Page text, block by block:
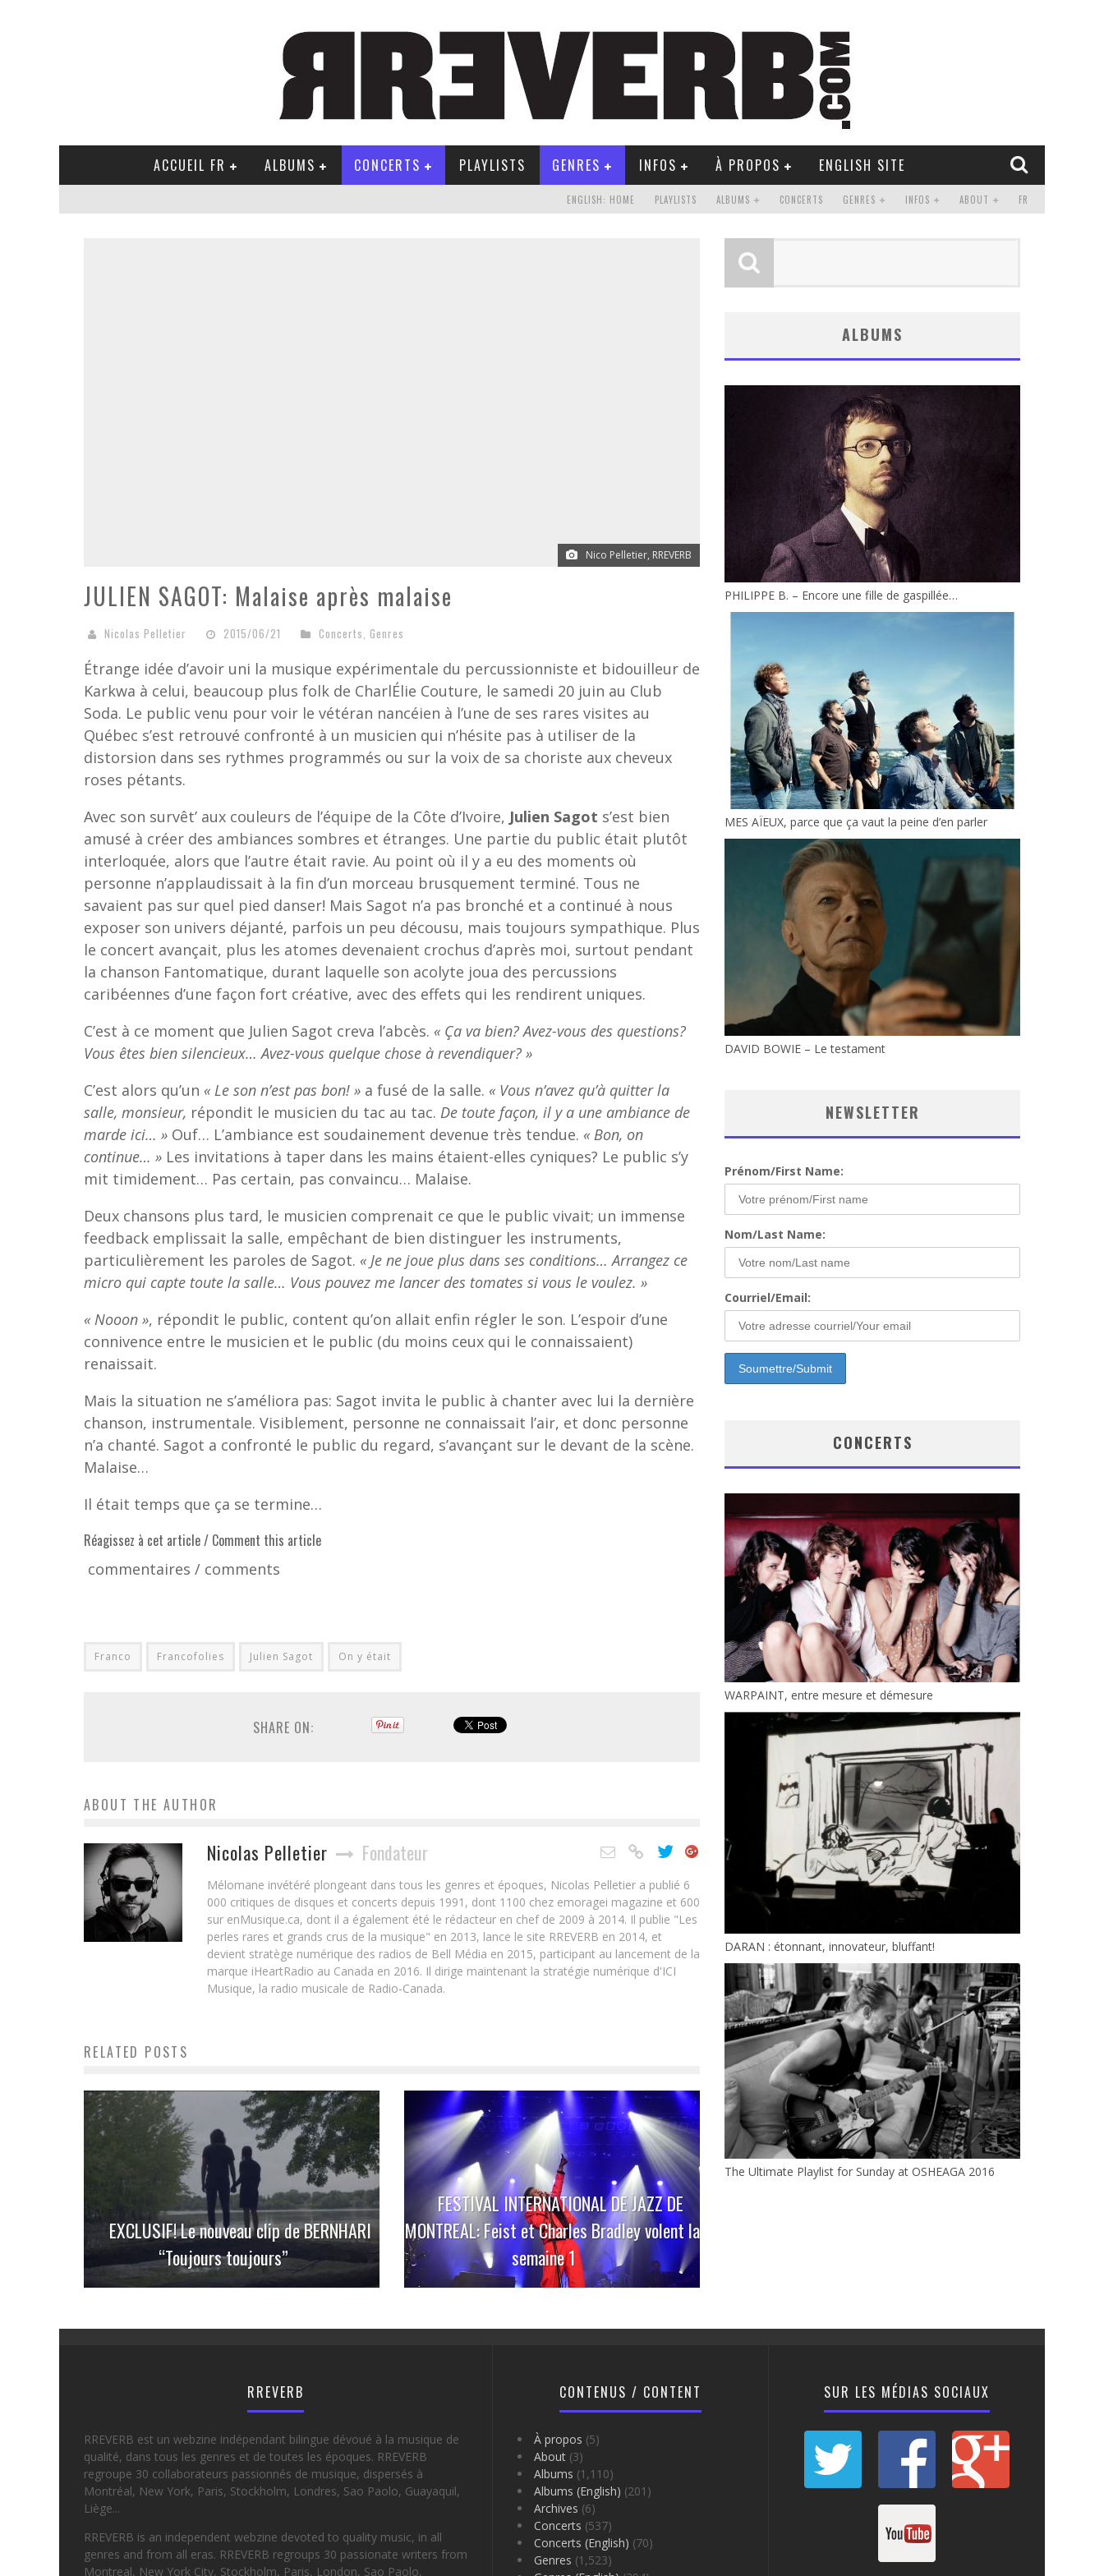
ACCUEIL FR ALBUMS CONCERTS PLAYLISTS GENRES INFOS À PROPOS ENGLISH SITE
ENGLISH: HOME PLAYLISTS ALBUMS CONCERTS GENRES INFOS ABOUT FR
Nico Pelletier, RREVERB
JULIEN SAGOT: Malaise après malaise
Nicolas Pelletier 2015/06/21 Concerts, Genres
Étrange idée d’avoir uni la musique expérimentale du percussionniste et bidouilleur de
Karkwa à celui, beaucoup plus folk de CharlÉlie Couture, le samedi 20 juin au Club
Soda. Le public venu pour voir le vétéran nancéien à l’une de ses rares visites au
Québec s’est retrouvé confronté à un musicien qui n’hésite pas à utiliser de la
distorsion dans ses rythmes programmés ou sur la voix de sa choriste aux cheveux
roses pétants.
Avec son survêt’ aux couleurs de l’équipe de la Côte d’Ivoire, Julien Sagot s’est bien
amusé à créer des ambiances sombres et étranges. Une partie du public était plutôt
interloquée, alors que l’autre était ravie. Au point où il y a eu des moments où
personne n’applaudissait à la fin d’un morceau brusquement terminé. Tous ne
savaient pas sur quel pied danser! Mais Sagot n’a pas bronché et a continué à nous
exposer son univers déjanté, parfois un peu décousu, mais toujours sympathique. Plus
le concert avançait, plus les atomes devenaient crochus d’après moi, surtout pendant
la chanson Fantomatique, durant laquelle son acolyte joua des percussions
caribéennes d’une façon fort créative, avec des effets qui les rendirent uniques.
C’est à ce moment que Julien Sagot creva l’abcès. « Ça va bien? Avez-vous des questions?
Vous êtes bien silencieux… Avez-vous quelque chose à revendiquer? »
C’est alors qu’un « Le son n’est pas bon! » a fusé de la salle. « Vous n’avez qu’à quitter la
salle, monsieur, répondit le musicien du tac au tac. De toute façon, il y a une ambiance de
marde ici… » Ouf… L’ambiance est soudainement devenue très tendue. « Bon, on
continue… » Les invitations à taper dans les mains étaient-elles cyniques? Le public s’y
mit timidement… Pas certain, pas convaincu… Malaise.
Deux chansons plus tard, le musicien comprenait ce que le public vivait; un immense
feedback emplissait la salle, empêchant de bien distinguer les instruments,
particulièrement les paroles de Sagot. « Je ne joue plus dans ses conditions… Arrangez ce
micro qui capte toute la salle… Vous pouvez me lancer des tomates si vous le voulez. »
« Nooon », répondit le public, content qu’on allait enfin régler le son. L’espoir d’une
connivence entre le musicien et le public (du moins ceux qui le connaissaient)
renaissait.
Mais la situation ne s’améliora pas: Sagot invita le public à chanter avec lui la dernière
chanson, instrumentale. Visiblement, personne ne connaissait l’air, et donc personne
n’a chanté. Sagot a confronté le public du regard, s’avançant sur le devant de la scène.
Malaise…
Il était temps que ça se termine…
Réagissez à cet article / Comment this article
commentaires / comments
Franco Francofolies Julien Sagot On y était
SHARE ON:
ABOUT THE AUTHOR
Nicolas Pelletier Fondateur
Mélomane invétéré plongeant dans tous les genres et époques, Nicolas Pelletier a publié 6
000 critiques de disques et concerts depuis 1991, dont 1100 chez emoragei magazine et 600
sur enMusique.ca, dont il a également été le rédacteur en chef de 2009 à 2014. Il publie "Les
perles rares et grands crus de la musique" en 2013, lance le site RREVERB en 2014, et
devient stratège numérique des radios de Bell Média en 2015, participant au lancement de la
marque iHeartRadio au Canada en 2016. Il dirige maintenant la stratégie numérique d'ICI
Musique, la radio musicale de Radio-Canada.
RELATED POSTS
EXCLUSIF! Le nouveau clip de BERNHARI
“Toujours toujours”
FESTIVAL INTERNATIONAL DE JAZZ DE
MONTREAL: Feist et Charles Bradley volent la
semaine 1
ALBUMS
PHILIPPE B. – Encore une fille de gaspillée…
MES AÏEUX, parce que ça vaut la peine d’en parler
DAVID BOWIE – Le testament
NEWSLETTER
Prénom/First Name:
Nom/Last Name:
Courriel/Email:
CONCERTS
WARPAINT, entre mesure et démesure
DARAN : étonnant, innovateur, bluffant!
The Ultimate Playlist for Sunday at OSHEAGA 2016
RREVERB
RREVERB est un webzine indépendant bilingue dévoué à la musique de
qualité, dans tous les genres et de toutes les époques. RREVERB
regroupe 30 collaborateurs passionnés de musique, dispersés à
Montréal, New York, Paris, Stockholm, Londres, Sao Paolo, Guayaquil,
Liège...
RREVERB is an independent webzine devoted to quality music, in all
genres and from all eras. RREVERB regroups 30 passionate writers from
Montreal, New York City, Stockholm, Paris, London, Sao Paolo,
CONTENUS / CONTENT
À propos (5)
About (3)
Albums (1,110)
Albums (English) (201)
Archives (6)
Concerts (537)
Concerts (English) (70)
Genres (1,523)
SUR LES MÉDIAS SOCIAUX